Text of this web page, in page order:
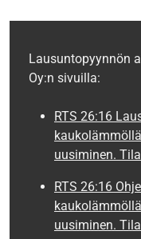
Lausuntopyynnön
Oy:n sivuilla:
RTS 26:16
uusiminen.
RTS 26:16
uusiminen.